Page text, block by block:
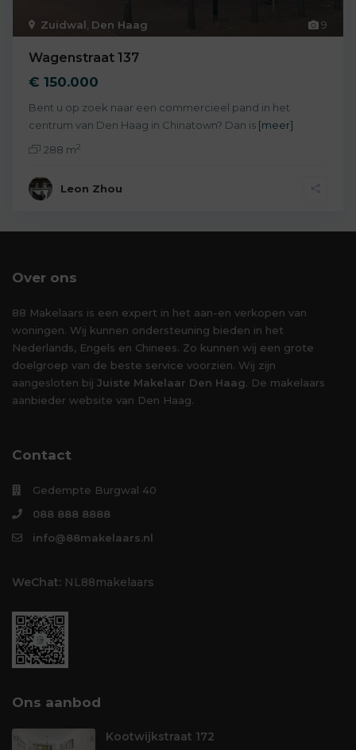
9
Zuidwal, Den Haag
Wagenstraat 137
€ 150.000
Bent u op zoek naar een commercieel pand in het
centrum van Den Haag in Chinatown? Dan is [meer]
288 m2
Leon Zhou
Over ons
88 Makelaars is een expert in het aan-en verkopen van
woningen. Wij kunnen ondersteuning bieden in het
Nederlands, Engels en Chinees. Zo kunnen wij een grote
doelgroep van de beste service voorzien. Wij zijn
aangesloten bij Juiste Makelaar Den Haag. De makelaars
aanbieder website van Den Haag.
Contact
Gedempte Burgwal 40
088 888 8888
info@88makelaars.nl
WeChat: NL88makelaars
Ons aanbod
Kootwijkstraat 172